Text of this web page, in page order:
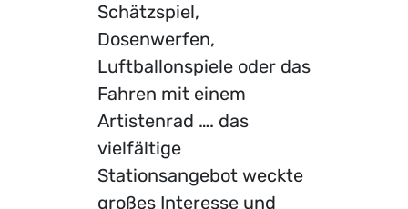
Schätzspiel,
Dosenwerfen,
Luftballonspiele oder das
Fahren mit einem
Artistenrad …. das
vielfältige
Stationsangebot weckte
großes Interesse und